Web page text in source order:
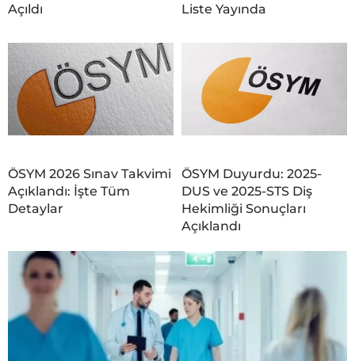
Açıldı
Liste Yayında
ÖSYM 2026 Sınav Takvimi
Açıklandı: İşte Tüm
Detaylar
ÖSYM Duyurdu: 2025-
DUS ve 2025-STS Diş
Hekimliği Sonuçları
Açıklandı